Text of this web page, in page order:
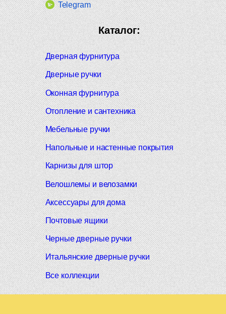
Telegram
Каталог:
Дверная фурнитура
Дверные ручки
Оконная фурнитура
Отопление и сантехника
Мебельные ручки
Напольные и настенные покрытия
Карнизы для штор
Велошлемы и велозамки
Аксессуары для дома
Почтовые ящики
Черные дверные ручки
Итальянские дверные ручки
Все коллекции